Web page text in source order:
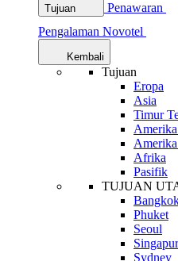
Tujuan Penawaran
Pengalaman Novotel
Kembali
Tujuan
Eropa
Asia
Timur
Afrika
Pasifik
TUJUAN
Phuket
Seoul
Sydney